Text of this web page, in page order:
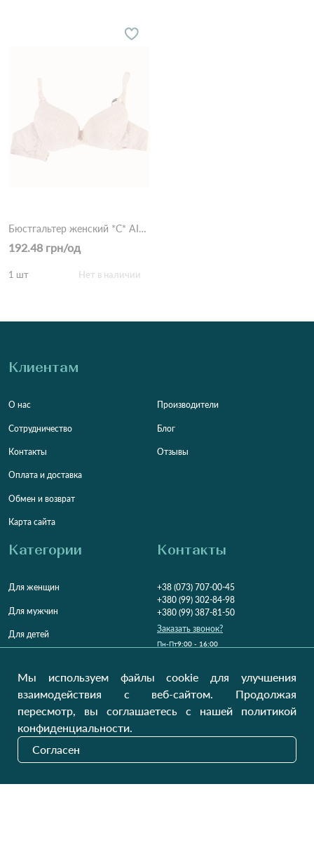
Бюстгальтер женский *C* AIMINA 1750 1,1 Бежевый
192.48 грн/од
1 шт Нет в наличии
Клиентам
О нас
Сотрудничество
Контакты
Оплата и доставка
Обмен и возврат
Карта сайта
Производители
Блог
Отзывы
Категории
Для женщин
Для мужчин
Для детей
Контакты
+38 (073) 707-00-45
+380 (99) 302-84-98
+380 (99) 387-81-50
Заказать звонок?
Пн-Пт9:00 - 16:00
Україна, Луцьк, 43000
Наши обновления
Отправить
Мы используем файлы cookie для улучшения
взаимодействия с веб-сайтом. Продолжая
пересмотр, вы соглашаетесь с нашей политикой
конфиденциальности.
Согласен